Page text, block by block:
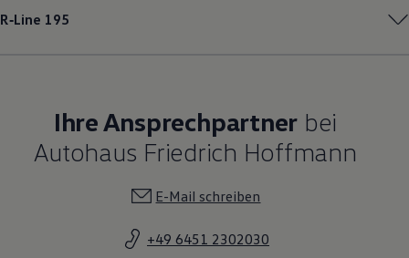
R‑Line 195
Ihre Ansprechpartner bei
Autohaus Friedrich Hoffmann
E-Mail schreiben
+49 6451 2302030